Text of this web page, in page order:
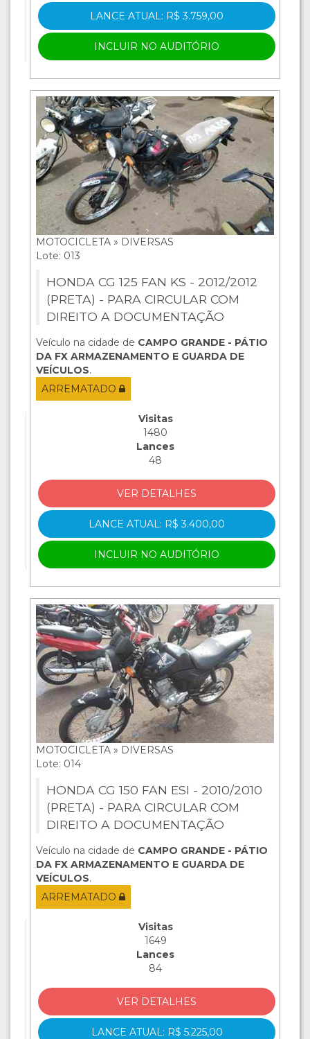
LANCE ATUAL: R$ 3.759,00
INCLUIR NO AUDITÓRIO
MOTOCICLETA » DIVERSAS
Lote: 013
HONDA CG 125 FAN KS - 2012/2012
(PRETA) - PARA CIRCULAR COM
DIREITO A DOCUMENTAÇÃO
Veículo na cidade de CAMPO GRANDE - PÁTIO
DA FX ARMAZENAMENTO E GUARDA DE
VEÍCULOS.
ARREMATADO
Visitas
1480
Lances
48
VER DETALHES
LANCE ATUAL: R$ 3.400,00
INCLUIR NO AUDITÓRIO
MOTOCICLETA » DIVERSAS
Lote: 014
HONDA CG 150 FAN ESI - 2010/2010
(PRETA) - PARA CIRCULAR COM
DIREITO A DOCUMENTAÇÃO
Veículo na cidade de CAMPO GRANDE - PÁTIO
DA FX ARMAZENAMENTO E GUARDA DE
VEÍCULOS.
ARREMATADO
Visitas
1649
Lances
84
VER DETALHES
LANCE ATUAL: R$ 5.225,00